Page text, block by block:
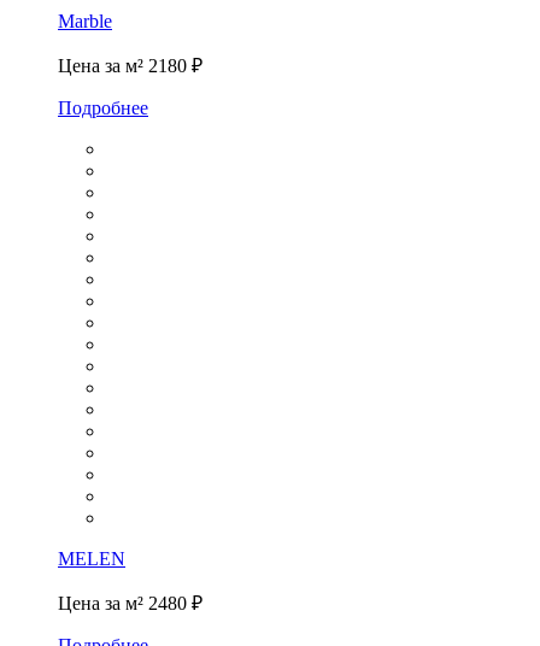
Marble
Цена за м² 2180 ₽
Подробнее
MELEN
Цена за м² 2480 ₽